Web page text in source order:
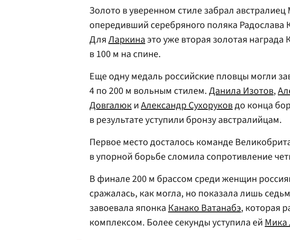
Золото в уверенном стиле забрал
опередивший серебряного поляка Радослава
ДляЛаркинаэто уже вторая золотая
в 100 м на спине.
Еще одну медаль российские пловцы могли
4 по 200 м вольным стилем.Данила Изотов,
ДовгалюкиАлександр Сухоруковдо конца
в результате уступили бронзу австралийцам.
Первое место досталось команде
в упорной борьбе сломила сопротивление
В финале 200 м брассом среди женщин
сражалась, как могла, но показала лишь
завоевала японкаКанако Ватанабэ, которая
комплексом. Более секунды уступила ейМика